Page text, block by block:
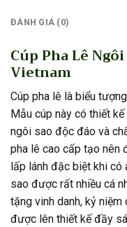
ĐÁNH GIÁ (0)
Cúp Pha Lê
Vietnam
Cúp pha lê là biểu
Mẫu cúp này có thiết
ngôi sao độc đáo và
pha lê cao cấp tạo nên
lấp lánh đặc biệt khi có
sao được rất nhiều cá
tặng vinh danh, kỷ
được lên thiết kế đầy